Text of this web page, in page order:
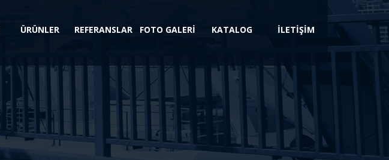
ÜRÜNLER REFERANSLAR FOTO GALERİ KATALOG İLETİŞİM